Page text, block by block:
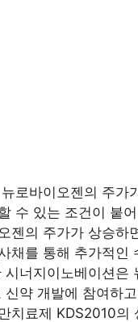
로바이오젠의 주가
수 있는 조건이 붙
젠의 주가가 상승하
채를 통해 추가적인
시너지이노베이션은
신약 개발에 참여하
치료제 KDS2010의